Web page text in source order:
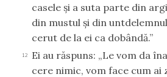
casele şi a suta parte din
din mustul şi din
cerut de la ei ca dobândă.”
12
Ei au răspuns: „Le vom da
cere nimic, vom face cum ai